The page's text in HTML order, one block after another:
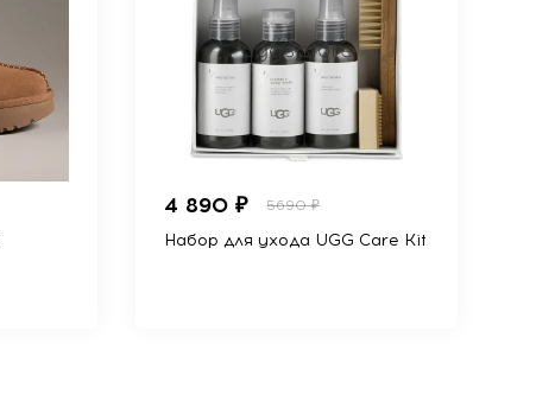
4 890 ₽ 5690 ₽
Набор для ухода UGG Care Kit